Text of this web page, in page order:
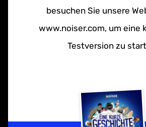
besuchen Sie unsere
www.noiser.com, um eine
Testversion zu